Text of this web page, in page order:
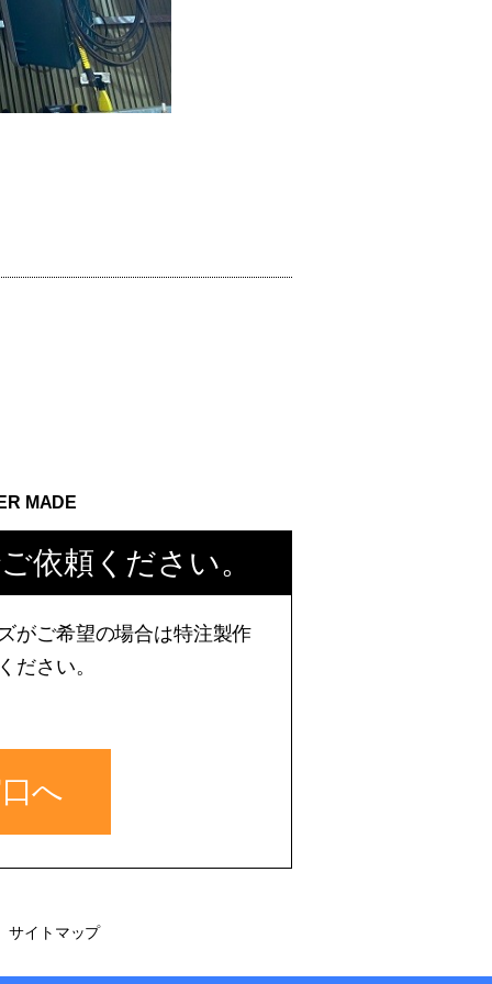
MADE
依頼ください。
がご希望の場合は特注製作
ださい。
へ
サイトマップ